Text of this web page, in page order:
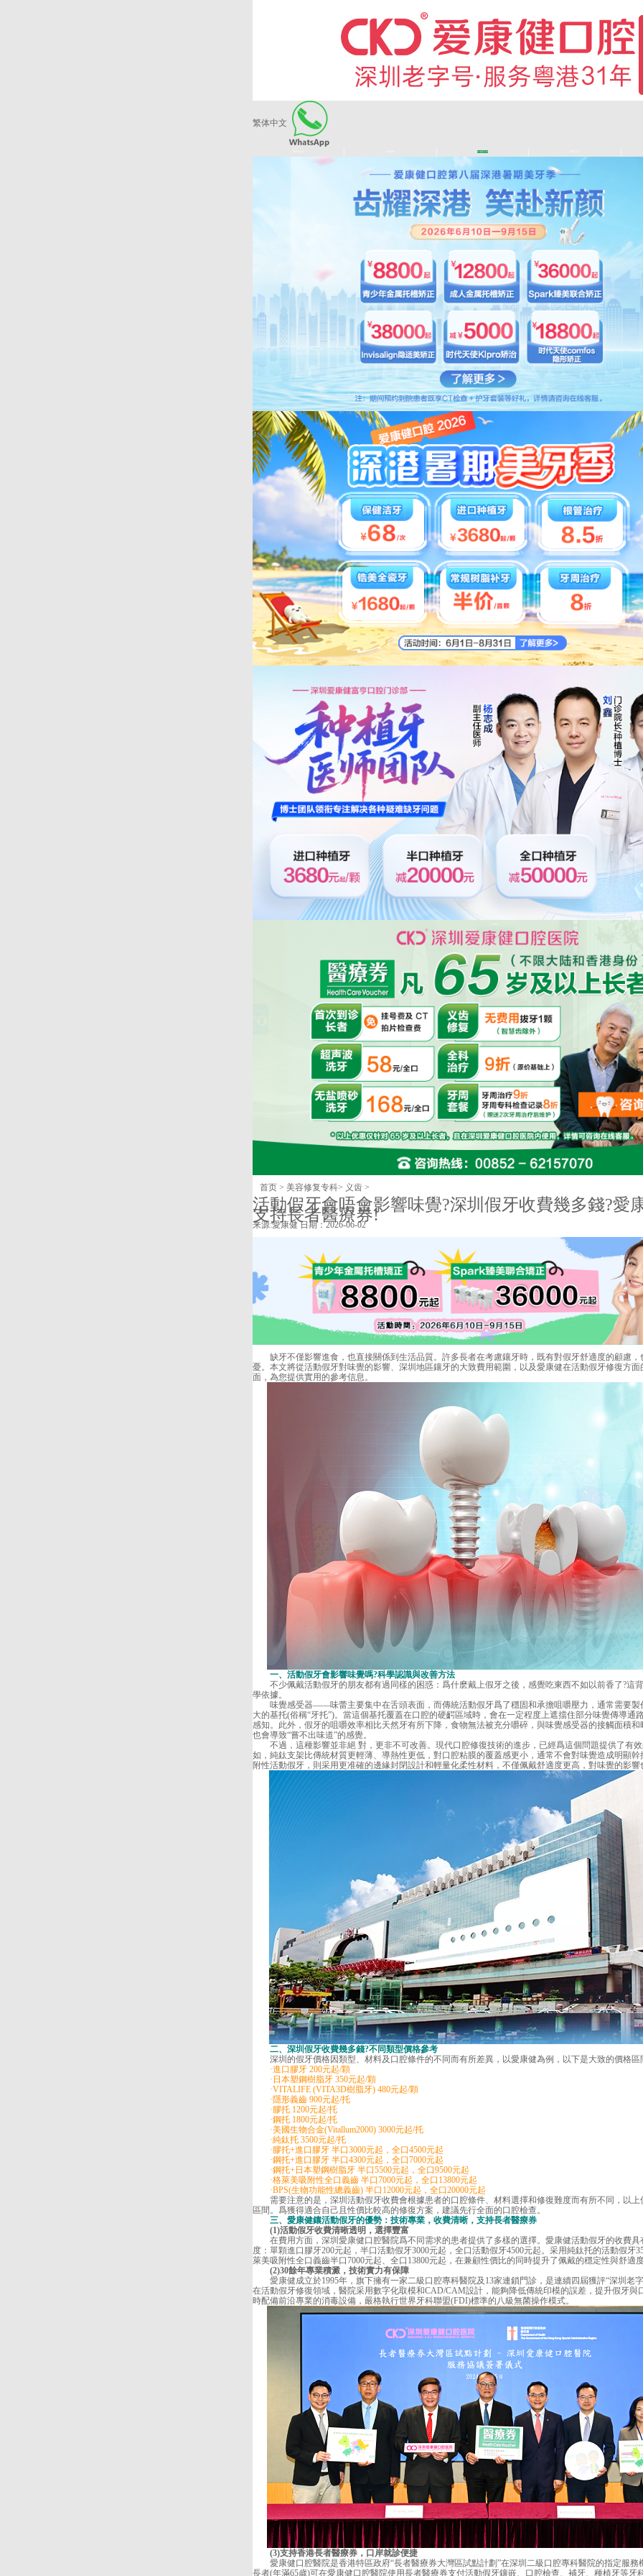
繁体中文
长者医疗券
首页 > 美容修复专科> 义齿 >
活動假牙會唔會影響味覺?深圳假牙收費幾多錢?愛
支持長者醫療券!
来源:愛康健日期：2026-06-02
缺牙不僅影響進食，也直接關係到生活品質。許多長者在考慮鑲牙時，既有對假牙舒適度的顧慮，
憂。本文將從活動假牙對味覺的影響、深圳地區鑲牙的大致費用範圍，以及愛康健在活動假牙修復方
面，為您提供實用的參考信息。
一、活動假牙會影響味覺嗎?科學認識與改善方法
不少佩戴活動假牙的朋友都有過同樣的困惑：爲什麽戴上假牙之後，感覺吃東西不如以前香了?這
學依據。
味覺感受器——味蕾主要集中在舌頭表面，而傳統活動假牙爲了穩固和承擔咀嚼壓力，通常需要製
大的基托(俗稱“牙托”)。當這個基托覆蓋在口腔的硬齶區域時，會在一定程度上遮擋住部分味覺傳導通
感知。此外，假牙的咀嚼效率相比天然牙有所下降，食物無法被充分嚼碎，與味覺感受器的接觸面積
也會導致“嘗不出味道”的感覺。
不過，這種影響並非絕 對，更非不可改善。現代口腔修復技術的進步，已經爲這個問題提供了有
如，純鈦支架比傳統材質更輕薄、導熱性更低，對口腔粘膜的覆蓋感更小，通常不會對味覺造成明顯
附性活動假牙，則采用更准確的邊緣封閉設計和輕量化柔性材料，不僅佩戴舒適度更高，對味覺的影響
二、 深圳假牙收費幾多錢?不同類型價格參考
深圳的假牙價格因類型、材料及口腔條件的不同而有所差異，以愛康健為例，以下是大致的價格區
·進口膠牙 200元起/顆
·日本塑鋼樹脂牙 350元起/顆
·VITALIFE (VITA3D樹脂牙) 480元起/顆
·隱形義齒 900元起/托
·膠托 1200元起/托
·鋼托 1800元起/托
·美國生物合金(Vitallum2000) 3000元起/托
·純鈦托 3500元起/托
·膠托+進口膠牙 半口3000元起，全口4500元起
·鋼托+進口膠牙 半口4300元起，全口7000元起
·鋼托+日本塑鋼樹脂牙 半口5500元起，全口9500元起
·格萊美吸附性全口義齒 半口7000元起，全口13800元起
·BPS(生物功能性總義齒) 半口12000元起，全口20000元起
需要注意的是，深圳活動假牙收費會根據患者的口腔條件、材料選擇和修復難度而有所不同，以上
區間。爲獲得適合自己且性價比較高的修復方案，建議先行全面的口腔檢查。
三、愛康健鑲活動假牙的優勢：技術專業，收費清晰，支持長者醫療券
(1)活動假牙收費清晰透明，選擇豐富
在費用方面，深圳愛康健口腔醫院爲不同需求的患者提供了多樣的選擇。愛康健活動假牙的收費具
度：單顆進口膠牙200元起，半口活動假牙3000元起，全口活動假牙4500元起。采用純鈦托的活動假牙
萊美吸附性全口義齒半口7000元起、全口13800元起，在兼顧性價比的同時提升了佩戴的穩定性與舒適
(2)30餘年專業積澱，技術實力有保障
愛康健成立於1995年，旗下擁有一家二級口腔專科醫院及13家連鎖門診，是連續四屆獲評“深圳老
在活動假牙修復領域，醫院采用數字化取模和CAD/CAM設計，能夠降低傳統印模的誤差，提升假牙與
時配備前沿專業的消毒設備，嚴格執行世界牙科聯盟(FDI)標準的八級無菌操作模式。
(3)支持香港長者醫療券，口岸就診便捷
愛康健口腔醫院是香港特區政府“長者醫療券大灣區試點計劃”在深圳二級口腔專科醫院的指定服務
長者(年滿65歲)可在愛康健口腔醫院使用長者醫療券支付活動假牙鑲嵌、口腔檢查、補牙、種植牙等牙